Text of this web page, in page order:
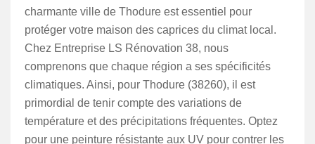
charmante ville de Thodure est essentiel pour
protéger votre maison des caprices du climat local.
Chez Entreprise LS Rénovation 38, nous
comprenons que chaque région a ses spécificités
climatiques. Ainsi, pour Thodure (38260), il est
primordial de tenir compte des variations de
température et des précipitations fréquentes. Optez
pour une peinture résistante aux UV pour contrer les